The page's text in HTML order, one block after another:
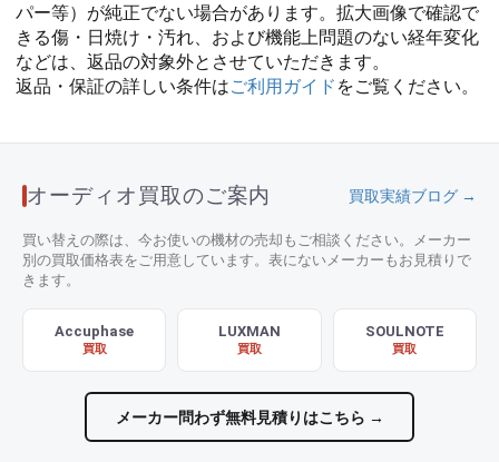
パー等）が純正でない場合があります。拡大画像で確認で
きる傷・日焼け・汚れ、および機能上問題のない経年変化
などは、返品の対象外とさせていただきます。
返品・保証の詳しい条件はご利用ガイド をご覧ください。
オーディオ買取のご案内 買取実績ブログ →
買い替えの際は、今お使いの機材の売却もご相談ください。メーカー
別の買取価格表をご用意しています。表にないメーカーもお見積りで
きます。
Accuphase
買取
LUXMAN
買取
SOULNOTE
買取
メーカー問わず無料見積りはこちら →